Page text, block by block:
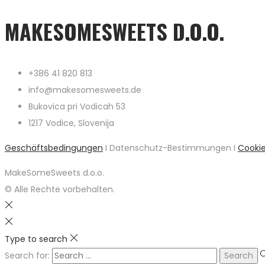
MAKESOMESWEETS D.O.O.
+386 41 820 813
info@makesomesweets.de
Bukovica pri Vodicah 53
1217 Vodice, Slovenija
Geschäftsbedingungen I Datenschutz-Bestimmungen I
MakeSomeSweets d.o.o.
© Alle Rechte vorbehalten.
Type to search
Search for: